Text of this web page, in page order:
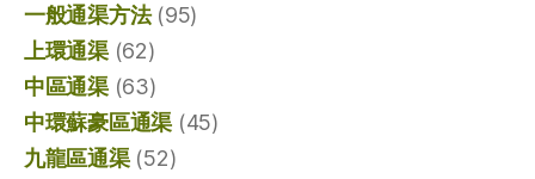
一般通渠方法(95)
上環通渠(62)
中區通渠(63)
中環蘇豪區通渠 (45)
九龍區通渠(52)